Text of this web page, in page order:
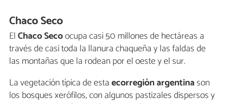
Chaco Seco
ElChaco Secoocupa casi 50 millones de hectáreas a
través de casi toda la llanura chaqueña y las faldas de
las montañas que la rodean por el oeste y el sur.
La vegetación típica de estaecorregión argentinason
los bosques xerófilos, con algunos pastizales dispersos y